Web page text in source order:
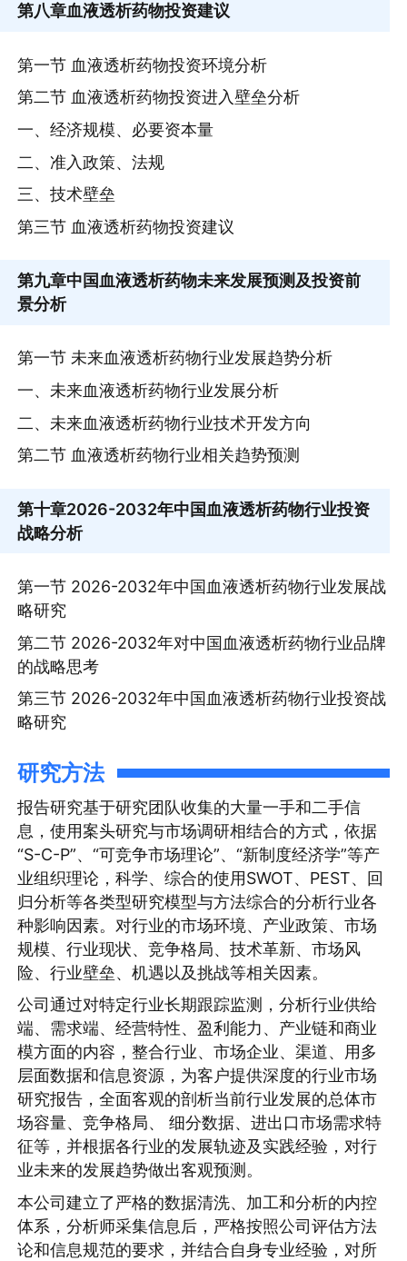
第八章血液透析药物投资建议
第一节 血液透析药物投资环境分析
第二节 血液透析药物投资进入壁垒分析
一、经济规模、必要资本量
二、准入政策、法规
三、技术壁垒
第三节 血液透析药物投资建议
第九章中国血液透析药物未来发展预测及投资前
景分析
第一节 未来血液透析药物行业发展趋势分析
一、未来血液透析药物行业发展分析
二、未来血液透析药物行业技术开发方向
第二节 血液透析药物行业相关趋势预测
第十章2026-2032年中国血液透析药物行业投资
战略分析
第一节 2026-2032年中国血液透析药物行业发展战
略研究
第二节 2026-2032年对中国血液透析药物行业品牌
的战略思考
第三节 2026-2032年中国血液透析药物行业投资战
略研究
研究方法
报告研究基于研究团队收集的大量一手和二手信
息，使用案头研究与市场调研相结合的方式，依据
“S-C-P”、“可竞争市场理论”、“新制度经济学”等产
业组织理论，科学、综合的使用SWOT、PEST、回
归分析等各类型研究模型与方法综合的分析行业各
种影响因素。对行业的市场环境、产业政策、市场
规模、行业现状、竞争格局、技术革新、市场风
险、行业壁垒、机遇以及挑战等相关因素。
公司通过对特定行业长期跟踪监测，分析行业供给
端、需求端、经营特性、盈利能力、产业链和商业
模方面的内容，整合行业、市场企业、渠道、用多
层面数据和信息资源，为客户提供深度的行业市场
研究报告，全面客观的剖析当前行业发展的总体市
场容量、竞争格局、 细分数据、进出口市场需求特
征等，并根据各行业的发展轨迹及实践经验，对行
业未来的发展趋势做出客观预测。
本公司建立了严格的数据清洗、加工和分析的内控
体系，分析师采集信息后，严格按照公司评估方法
论和信息规范的要求，并结合自身专业经验，对所